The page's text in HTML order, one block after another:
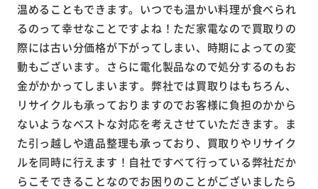
温めることもできます。いつでも温かい料理が食べられ
るのって幸せなことですよね！ただ家電なので買取りの
際には古い分価格が下がってしまい、時期によっての変
動もございます。さらに電化製品なので処分するのもお
金がかかってしまいます。弊社では買取りはもちろん、
リサイクルも承っておりますのでお客様に負担のかから
ないようなベストな対応を考えさせていただきます。ま
た引っ越しや遺品整理も承っており、買取りやリサイク
ルを同時に行えます！自社ですべて行っている弊社だか
らこそできることなのでお困りのことがございましたら